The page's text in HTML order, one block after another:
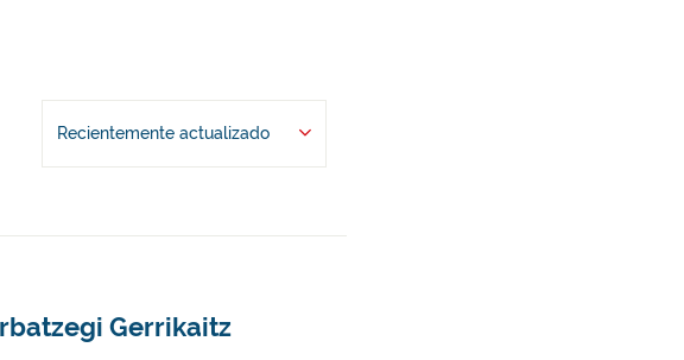
Recientemente actualizado
Gerrikaitz